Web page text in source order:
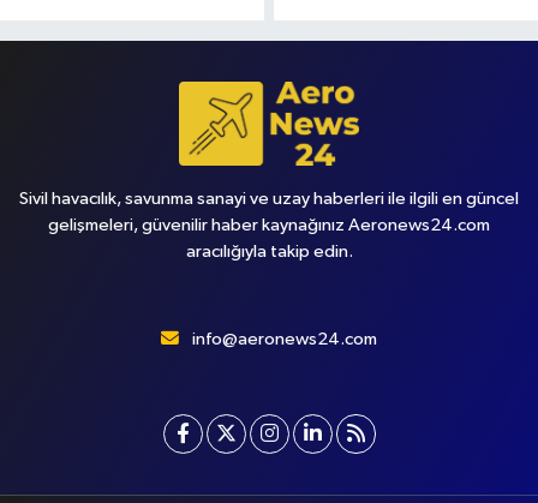
Sivil havacılık, savunma sanayi ve uzay haberleri ile ilgili en güncel
gelişmeleri, güvenilir haber kaynağınız Aeronews24.com
aracılığıyla takip edin.
info@aeronews24.com